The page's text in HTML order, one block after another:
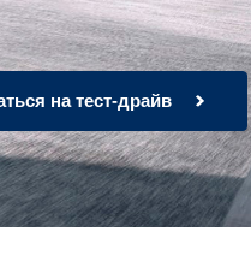
на тест-драйв